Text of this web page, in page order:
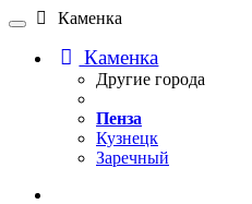
Каменка
Каменка
Другие города
Пенза
Кузнецк
Заречный